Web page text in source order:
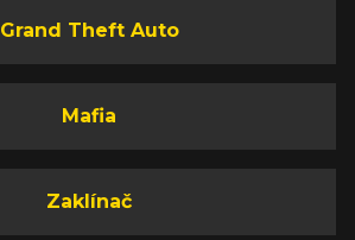
Grand Theft Auto
Mafia
Zaklínač